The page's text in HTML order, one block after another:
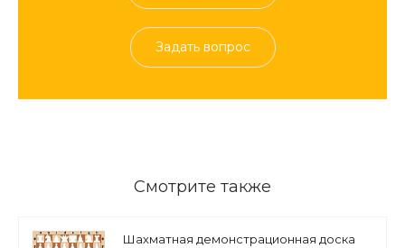
Задать вопрос
Смотрите также
Шахматная демонстрационная доска